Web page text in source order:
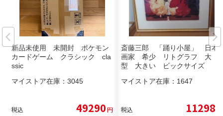
新品未使用 未開封 ポケモン
カードゲーム クラシック cla
ssic
マイストア在庫： 3045
税込 49290円
斎藤三郎 「踊り小屋」 日本
画家 希少 リトグラフ 大
型 大きい ビックサイズ
マイストア在庫： 1647
税込 11298